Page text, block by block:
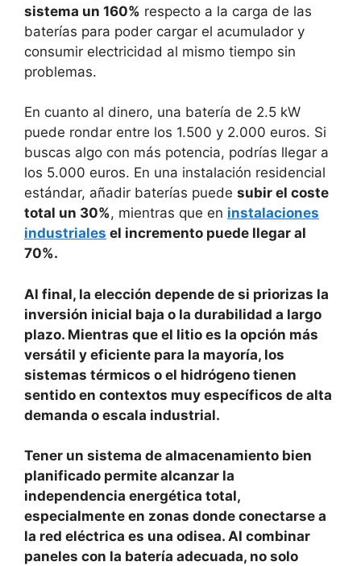
sistema un 160% respecto a la carga de las
baterías para poder cargar el acumulador y
consumir electricidad al mismo tiempo sin
problemas.
En cuanto al dinero, una batería de 2.5 kW
puede rondar entre los 1.500 y 2.000 euros. Si
buscas algo con más potencia, podrías llegar a
los 5.000 euros. En una instalación residencial
estándar, añadir baterías puede subir el coste
total un 30%, mientras que en instalaciones
industriales el incremento puede llegar al
70%.
Al final, la elección depende de si priorizas la
inversión inicial baja o la durabilidad a largo
plazo. Mientras que el litio es la opción más
versátil y eficiente para la mayoría, los
sistemas térmicos o el hidrógeno tienen
sentido en contextos muy específicos de alta
demanda o escala industrial.
Tener un sistema de almacenamiento bien
planificado permite alcanzar la
independencia energética total,
especialmente en zonas donde conectarse a
la red eléctrica es una odisea. Al combinar
paneles con la batería adecuada, no solo